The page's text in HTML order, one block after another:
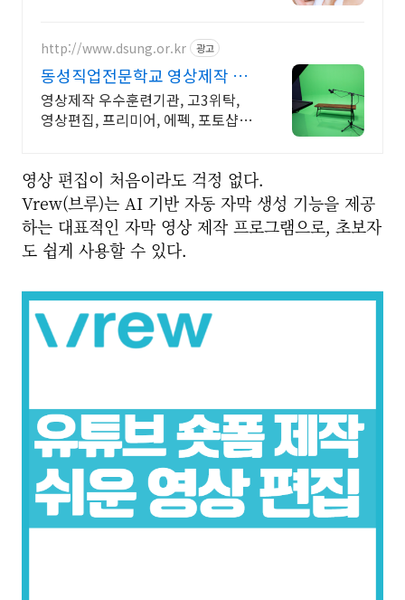
http://www.dsung.or.kr 광고
동성직업전문학교 영상제작 최
신 AI활용 기능 습득
영상제작 우수훈련기관, 고3위탁,
영상편집, 프리미어, 에펙, 포토샵,
실무능력 완성
영상 편집이 처음이라도 걱정 없다.
Vrew(브루)는 AI 기반 자동 자막 생성 기능을 제공
하는 대표적인 자막 영상 제작 프로그램으로, 초보자
도 쉽게 사용할 수 있다.